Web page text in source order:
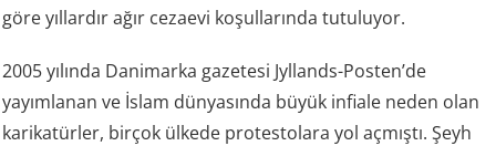
göre yıllardır ağır cezaevi koşullarında tutuluyor.
2005 yılında Danimarka gazetesi Jyllands-Posten’de
yayımlanan ve İslam dünyasında büyük infiale neden olan
karikatürler, birçok ülkede protestolara yol açmıştı. Şeyh